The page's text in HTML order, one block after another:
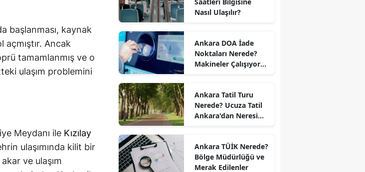
başlanması, kaynak
açmıştır. Ancak
tamamlanmış ve o
ulaşım problemini
Meydanı ile Kızılay
ulaşımında kilit bir
ve ulaşım
Nasıl Ulaşılır?
Ankara DOA İade
Noktaları Nerede?
Makineler Çalışıyor
Ankara Tatil Turu
Nerede? Ucuza Tatil
Ankara'dan Neresi
Ankara TÜİK Nerede?
Bölge Müdürlüğü ve
Merak Edilenler